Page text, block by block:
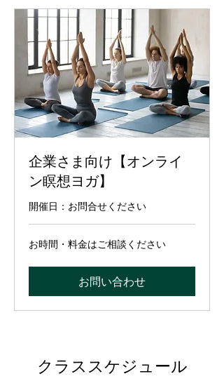
企業さま向け【オンライ
ン瞑想ヨガ】
開催日：お問合せください
お
時
相
お時間・料金はご相談ください
お問い合わせ
クラススケジュール